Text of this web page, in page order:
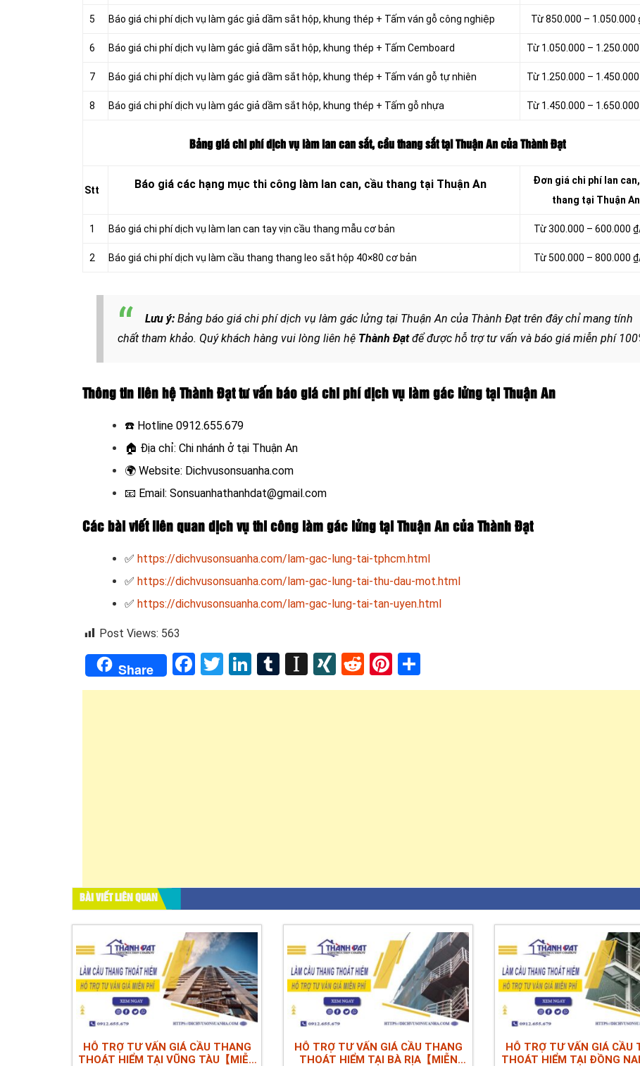
5 Báo giá chi phí dịch vụ làm gác giả dầm sắt hộp, khung thép + Tấm ván gỗ công nghiệp Từ 850.000 – 1.050.000
6 Báo giá chi phí dịch vụ làm gác giả dầm sắt hộp, khung thép + Tấm Cemboard Từ 1.050.000 –
7 Báo giá chi phí dịch vụ làm gác giả dầm sắt hộp, khung thép + Tấm ván gỗ tự nhiên Từ 1.250.000 –
8 Báo giá chi phí dịch vụ làm gác giả dầm sắt hộp, khung thép + Tấm gỗ nhựa Từ 1.450.000 –
Bảng giá chi phí dịch vụ làm lan can sắt, cầu thang sắt tại Thuận An của Thành Đạt
Stt Báo giá các hạng mục thi công làm lan can, cầu thang tại Thuận An Đơn giá chi phílan
thang tại Thuận An
1 Báo giá chi phí dịch vụ làm lan can tay vịn cầu thang mẫu cơ bản Từ 300.000 – 600.000
2 Báo giá chi phí dịch vụ làm cầu thang thang leo sắt hộp 40×80 cơ bản Từ 500.000 – 800.000
Lưu ý: Bảng báo giá chi phí dịch vụ làm gác lửng tại Thuận An của Thành Đạt trên đây chỉ mang tính
chất tham khảo. Quý khách hàng vui lòng liên hệ Thành Đạt để được hỗ trợ tư vấn và báo giá miễn phí
Thông tin liên hệ Thành Đạt tư vấn báo giá chi phí dịch vụ làm gác lửng tại Thuận An
☎️ Hotline 0912.655.679
🏠 Địa chỉ: Chi nhánh ở tại Thuận An
🌍 Website: Dichvusonsuanha.com
📧 Email: Sonsuanhathanhdat@gmail.com
Các bài viết liên quan dịch vụ thi công làm gác lửng tại Thuận An của Thành Đạt
✅ https://dichvusonsuanha.com/lam-gac-lung-tai-tphcm.html
✅ https://dichvusonsuanha.com/lam-gac-lung-tai-thu-dau-mot.html
✅ https://dichvusonsuanha.com/lam-gac-lung-tai-tan-uyen.html
Post Views: 563
Share Facebook
TwitterLinkedIn
Tumblr
Instapaper
XINGRedditPinterest
BÀI VIẾT LIÊN QUAN
HỖ TRỢ TƯ VẤN GIÁ CẦU THANG
THOÁT HIỂM TẠI VŨNG TÀU【MIỄN
HỖ TRỢ TƯ VẤN GIÁ CẦU THANG
THOÁT HIỂM TẠI BÀ RỊA【MIỄN
HỖ TRỢ TƯ VẤN GIÁ CẦU
THOÁT HIỂM TẠI ĐỒNG